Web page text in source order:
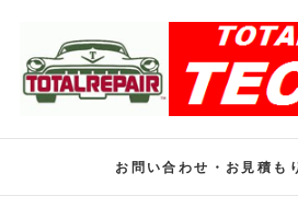
ホイール修
お問い合わせ・お見積も